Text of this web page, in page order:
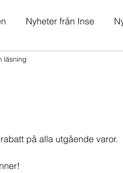
Nyheter från Inse
läsning
på alla utgående varor.